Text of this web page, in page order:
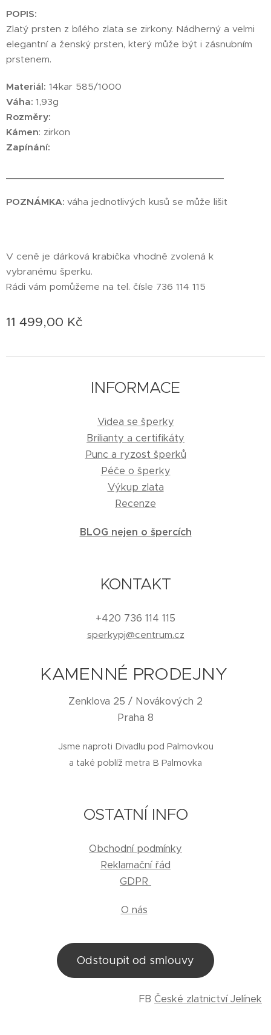
POPIS:
Zlatý prsten z bílého zlata se zirkony. Nádherný a velmi
elegantní a ženský prsten, který může být i zásnubním
prstenem.
Materiál: 14kar 585/1000
Váha: 1,93g
Rozměry:
Kámen: zirkon
Zapínání:
POZNÁMKA: váha jednotlivých kusů se může lišit
V ceně je dárková krabička vhodně zvolená k
vybranému šperku.
Rádi vám pomůžeme na tel. čísle 736 114 115
11 499,00 Kč
INFORMACE
Videa se šperky
Brilianty a certifikáty
Punc a ryzost šperků
Péče o šperky
Výkup zlata
Recenze
BLOG nejen o špercích
KONTAKT
+420 736 114 115
sperkypj@centrum.cz
KAMENNÉ PRODEJNY
Zenklova 25 / Novákových 2
Praha 8
Jsme naproti Divadlu pod Palmovkou
a také poblíž metra B Palmovka
OSTATNÍ INFO
Obchodní podmínky
Reklamační řád
GDPR
O nás
Odstoupit od smlouvy
FB České zlatnictví Jelínek